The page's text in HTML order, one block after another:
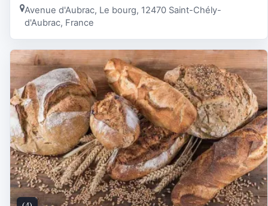
Avenue d'Aubrac, Le bourg, 12470 Saint-Chély-
d'Aubrac, France